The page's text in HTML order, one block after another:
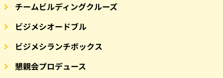
チームビルディングクルーズ
ビジメシオードブル
ビジメシランチボックス
懇親会プロデュース